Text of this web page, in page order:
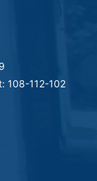
108-112-102